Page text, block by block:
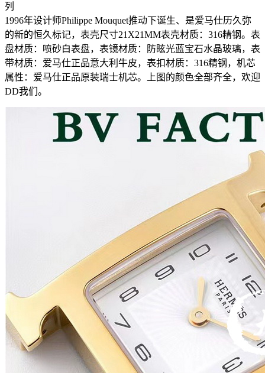
列
1996年设计师Philippe Mouquet推动下诞生、是爱马仕历久弥
的新的恒久标记，表壳尺寸21X21MM表壳材质：316精钢。表
盘材质：喷砂白表盘，表镜材质：防眩光蓝宝石水晶玻璃，表
带材质：爱马仕正品意大利牛皮，表扣材质：316精钢，机芯
属性：爱马仕正品原装瑞士机芯。上图的颜色全部齐全，欢迎
DD我们。